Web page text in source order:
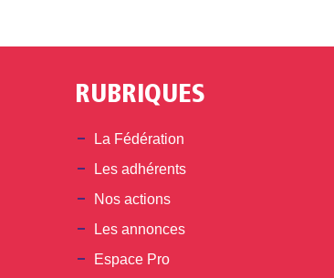
RUBRIQUES
La Fédération
Les adhérents
Nos actions
Les annonces
Espace Pro